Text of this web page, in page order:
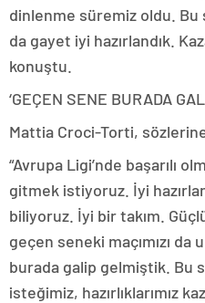
dinlenme süremiz oldu.
da gayet iyi hazırlandık.
konuştu.
‘GEÇEN SENE BURADA
Mattia Croci-Torti,
“Avrupa Ligi’nde başarılı
gitmek istiyoruz. İyi
biliyoruz. İyi bir takım.
geçen seneki maçımızı da
burada galip gelmiştik. Bu
isteğimiz, hazırlıklarımız